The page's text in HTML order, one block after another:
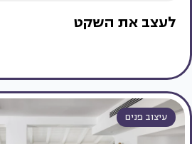
לעצב את השקט
עיצוב פנים